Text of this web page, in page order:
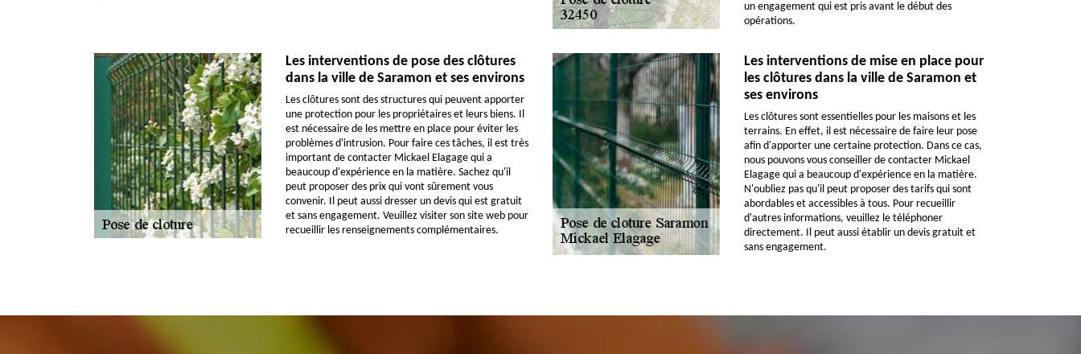
un engagement qui est pris avant le début des
opérations.
Les interventions de pose des clôtures
dans la ville de Saramon et ses environs
Les clôtures sont des structures qui peuvent apporter
une protection pour les propriétaires et leurs biens. Il
est nécessaire de les mettre en place pour éviter les
problèmes d'intrusion. Pour faire ces tâches, il est très
important de contacter Mickael Elagage qui a
beaucoup d'expérience en la matière. Sachez qu'il
peut proposer des prix qui vont sûrement vous
convenir. Il peut aussi dresser un devis qui est gratuit
et sans engagement. Veuillez visiter son site web pour
recueillir les renseignements complémentaires.
Les interventions de mise en place pour
les clôtures dans la ville de Saramon et
ses environs
Les clôtures sont essentielles pour les maisons et les
terrains. En effet, il est nécessaire de faire leur pose
afin d'apporter une certaine protection. Dans ce cas,
nous pouvons vous conseiller de contacter Mickael
Elagage qui a beaucoup d'expérience en la matière.
N'oubliez pas qu'il peut proposer des tarifs qui sont
abordables et accessibles à tous. Pour recueillir
d'autres informations, veuillez le téléphoner
directement. Il peut aussi établir un devis gratuit et
sans engagement.